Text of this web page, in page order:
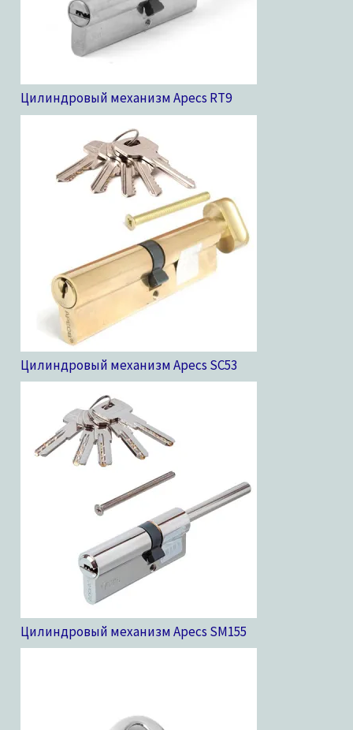
Цилиндровый механизм Apecs RT9
Цилиндровый механизм Apecs SC53
Цилиндровый механизм Apecs SM155